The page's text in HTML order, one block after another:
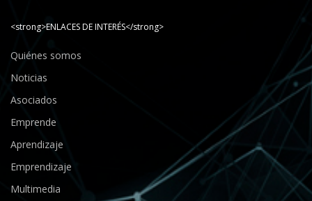
<strong>ENLACES DE INTERÉS</strong>
Quiénes somos
Noticias
Asociados
Emprende
Aprendizaje
Emprendizaje
Multimedia